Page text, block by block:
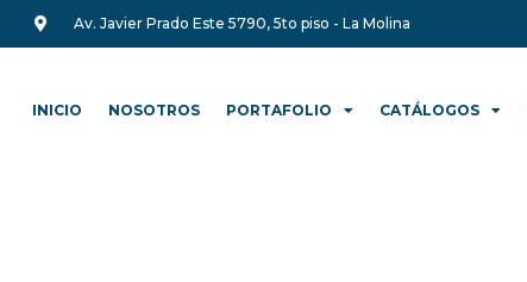
Av. Javier Prado Este 5790, 5to piso - La Molina
INICIO NOSOTROS PORTAFOLIO CATÁLOGOS